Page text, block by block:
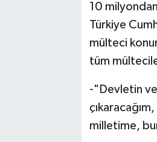
10
Türkiye
mülteci
tüm
-"Devletin
milletime,